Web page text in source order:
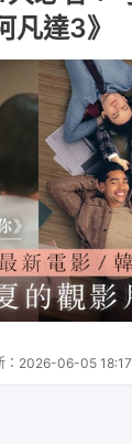
凡達3》
2026-06-05 18:17